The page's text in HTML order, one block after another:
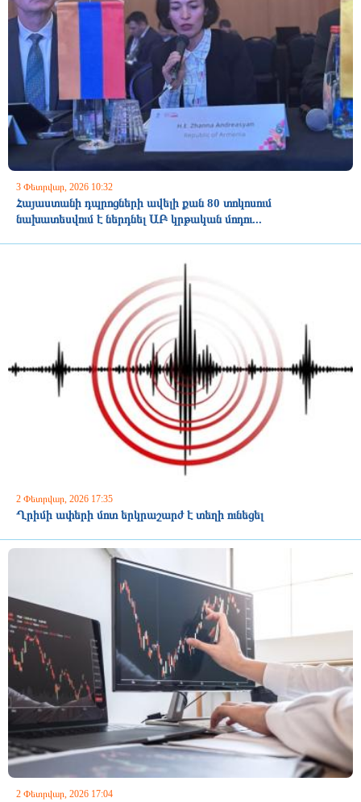
3 Փետրվար, 2026 10:32
Հայաստանի դպրոցների ավելի քան 80 տոկոսում
նախատեսվում է ներդնել ԱԲ կրթական մոդու...
2 Փետրվար, 2026 17:35
Ղրիմի ափերի մոտ երկրաշարժ է տեղի ունեցել
2 Փետրվար, 2026 17:04